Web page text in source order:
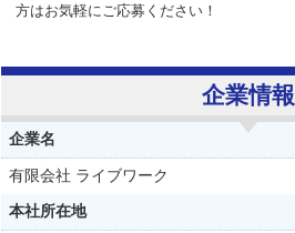
方はお気軽にご応募ください！
企業情報
企業名
有限会社 ライブワーク
本社所在地